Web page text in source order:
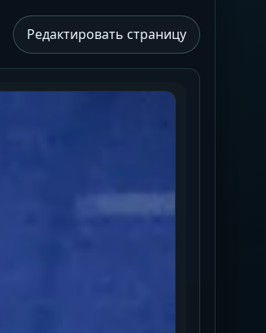
Редактировать страницу